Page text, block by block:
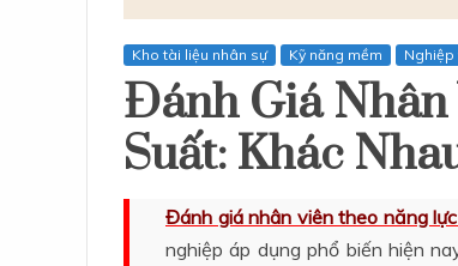
Kho tài liệu nhân sự Kỹ năng mềm Nghiệp
Đánh Giá Nhân
Suất: Khác
Đánh giá nhân viên theo năng
nghiệp áp dụng phổ biến hiện